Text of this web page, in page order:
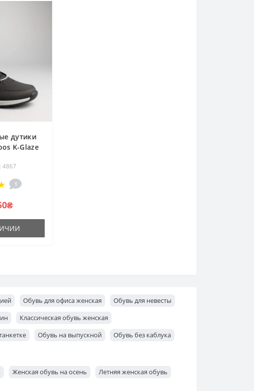
дутики
K-Glaze
на осень и
с
мемране
4867
1
Обувь для офиса женская
Обувь для невесты
Классическая обувь женская
Обувь на выпускной
Обувь без каблука
Женская обувь на осень
Летняя женская обувь